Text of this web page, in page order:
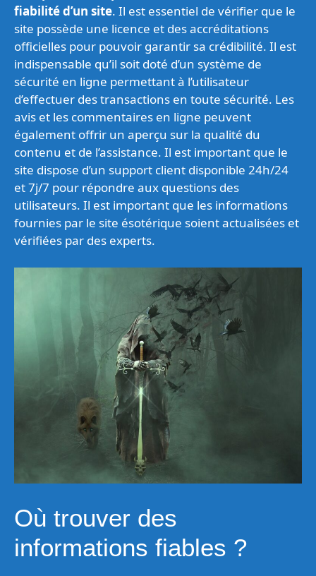
fiabilité d’un site. Il est essentiel de vérifier que le
site possède une licence et des accréditations
officielles pour pouvoir garantir sa crédibilité. Il est
indispensable qu’il soit doté d’un système de
sécurité en ligne permettant à l’utilisateur
d’effectuer des transactions en toute sécurité. Les
avis et les commentaires en ligne peuvent
également offrir un aperçu sur la qualité du
contenu et de l’assistance. Il est important que le
site dispose d’un support client disponible 24h/24
et 7j/7 pour répondre aux questions des
utilisateurs. Il est important que les informations
fournies par le site ésotérique soient actualisées et
vérifiées par des experts.
Où trouver des
informations fiables ?